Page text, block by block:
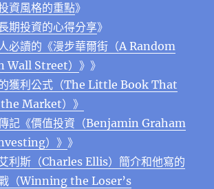
資風格的重點》
期投資的心得分享》
必讀的《漫步華爾街（A Random
Wall Street）》》
的獲利公式（The Little Book That
Market）》
記《價值投資（Benjamin Graham
）》》
利斯（Charles Ellis）簡介和他寫的
戰（Winning the Loser’s